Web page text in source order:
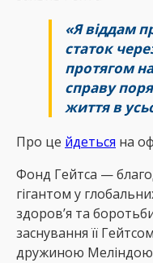
«Я віддам
статок
протягом
справу
життя в
Про це йдеться на
Фонд Гейтса —
гігантом у
здоров’я та
заснування її
дружиною Меліндою